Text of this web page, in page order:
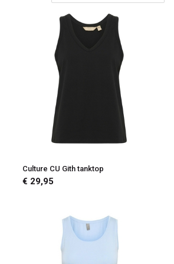
Culture CU Gith tanktop
€ 29,95